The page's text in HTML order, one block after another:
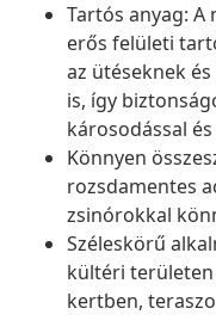
Tartós anyag: A
erős felületi
az ütéseknek
is, így
károsodással
Könnyen
rozsdamentes
zsinórokkal
Széleskörű
kültéri
kertben,